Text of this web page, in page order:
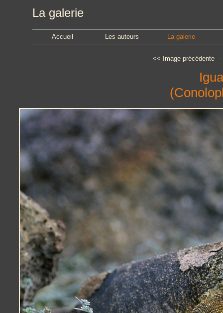
La galerie
Accueil Les auteurs La galerie
<< Image précédente